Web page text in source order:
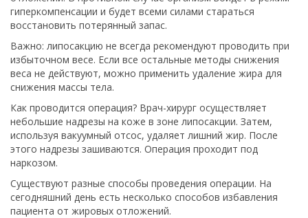
гиперкомпенсации и будет всеми силами стараться
восстановить потерянный запас.
Важно: липосакцию не всегда рекомендуют проводить при
избыточном весе. Если все остальные методы снижения
веса не действуют, можно применить удаление жира для
снижения массы тела.
Как проводится операция? Врач-хирург осуществляет
небольшие надрезы на коже в зоне липосакции. Затем,
используя вакуумный отсос, удаляет лишний жир. После
этого надрезы зашиваются. Операция проходит под
наркозом.
Существуют разные способы проведения операции. На
сегодняшний день есть несколько способов избавления
пациента от жировых отложений.